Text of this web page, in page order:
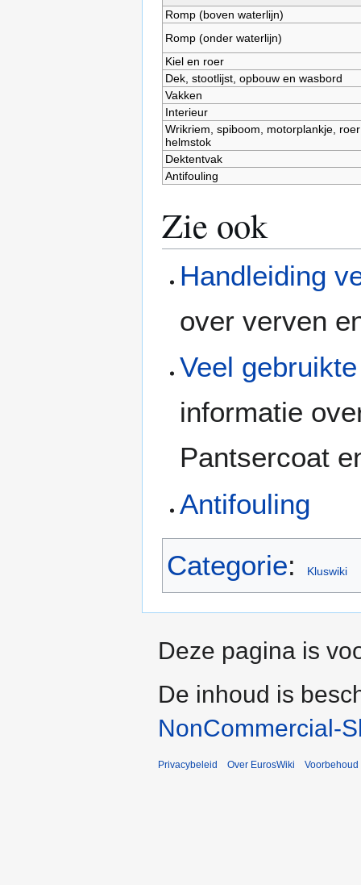
Romp (boven waterlijn)
Romp (onder waterlijn)
Kiel en roer
Dek, stootlijst, opbouw en wasbord
Vakken
Interieur
Wrikriem, spiboom, motorplankje,
helmstok
Dektentvak
Antifouling
Zie ook
Handleiding
over verven
Veel
informatie
Pantsercoat
Antifouling
Categorie: Kluswiki
Deze pagina is
De inhoud is
NonCommercial-
Privacybeleid Over EurosWiki Voorbehoud